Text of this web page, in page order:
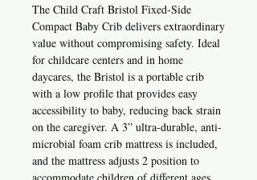
The Child Craft Bristol Fixed-Side
Compact Baby Crib delivers extraordinary
value without compromising safety. Ideal
for childcare centers and in home
daycares, the Bristol is a portable crib
with a low profile that provides easy
accessibility to baby, reducing back strain
on the caregiver. A 3” ultra-durable, anti-
microbial foam crib mattress is included,
and the mattress adjusts 2 position to
accommodate children of different ages.